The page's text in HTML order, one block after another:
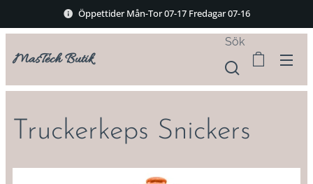
Öppettider Mån-Tor 07-17 Fredagar 07-16
MasTech Butik
Sök
Truckerkeps Snickers